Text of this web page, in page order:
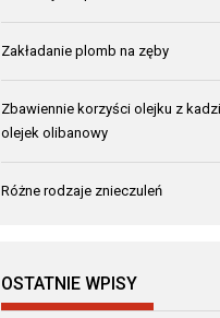
Zakładanie plomb na zęby
Zbawiennie korzyści olejku z
olejek olibanowy
Różne rodzaje znieczuleń
OSTATNIE WPISY